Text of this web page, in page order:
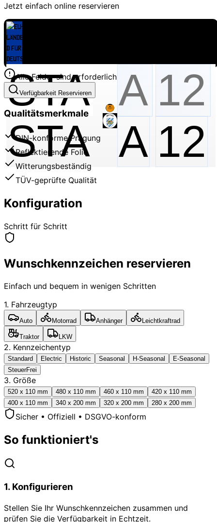
Jetzt einfach online reservieren
STA A 12
Alle Felder sind erforderlich
Verfügbarkeit Reservieren
Qualitätsmerkmale
DIN-konforme Prägung
Reflektierende Folie
Witterungsbeständig
TÜV-geprüfte Qualität
Konfiguration
Schritt für Schritt
Wunschkennzeichen reservieren
Einfach und bequem in wenigen Schritten
1. Fahrzeugtyp
Auto Motorrad Anhänger Leichtkraftrad
Traktor LKW
2. Kennzeichentyp
Standard Electric Historic Seasonal H-Seasonal
E-Seasonal
SteuerFrei
3. Größe
520 x 110 mm 480 x 110 mm 460 x 110 mm
420 x 110 mm
400 x 110 mm
340 x 200 mm 320 x 200 mm 280 x 200 mm
Sicher • Offiziell • DSGVO-konform
So funktioniert's
1. Konfigurieren
Stellen Sie Ihr Wunschkennzeichen zusammen und
prüfen Sie die Verfügbarkeit in Echtzeit.